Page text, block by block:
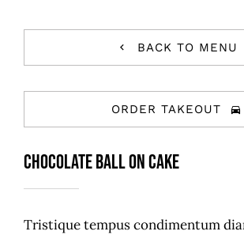
CONTACTO
BACK TO MENU
ORDER TAKEOUT
Chocolate Ball On Cake
Tristique tempus condimentum